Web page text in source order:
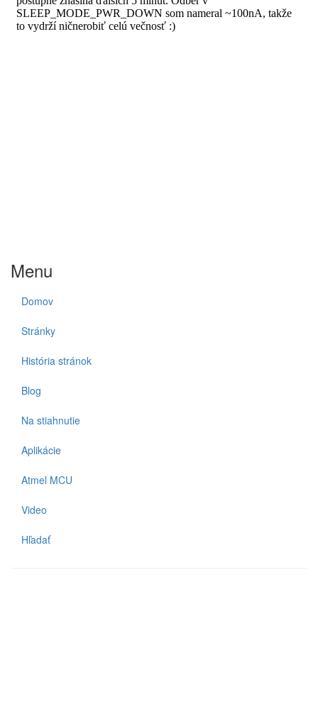
Menu
Domov
Stránky
História stránok
Blog
Na stiahnutie
Aplikácie
Atmel MCU
Video
Hľadať